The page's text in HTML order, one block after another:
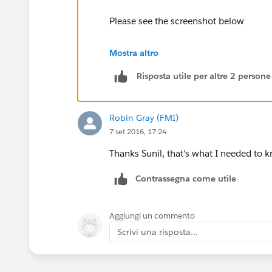
Please see the screenshot below
Mostra altro
Risposta utile per altre 2 persone
Robin Gray (FMI)
7 set 2016, 17:24
Thanks Sunil, that's what I needed to
Contrassegna come utile
Aggiungi un commento
Scrivi una risposta...